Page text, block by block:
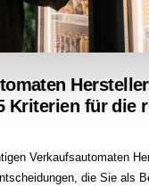
Kriterien für die
Verkaufsautomaten
die Sie als